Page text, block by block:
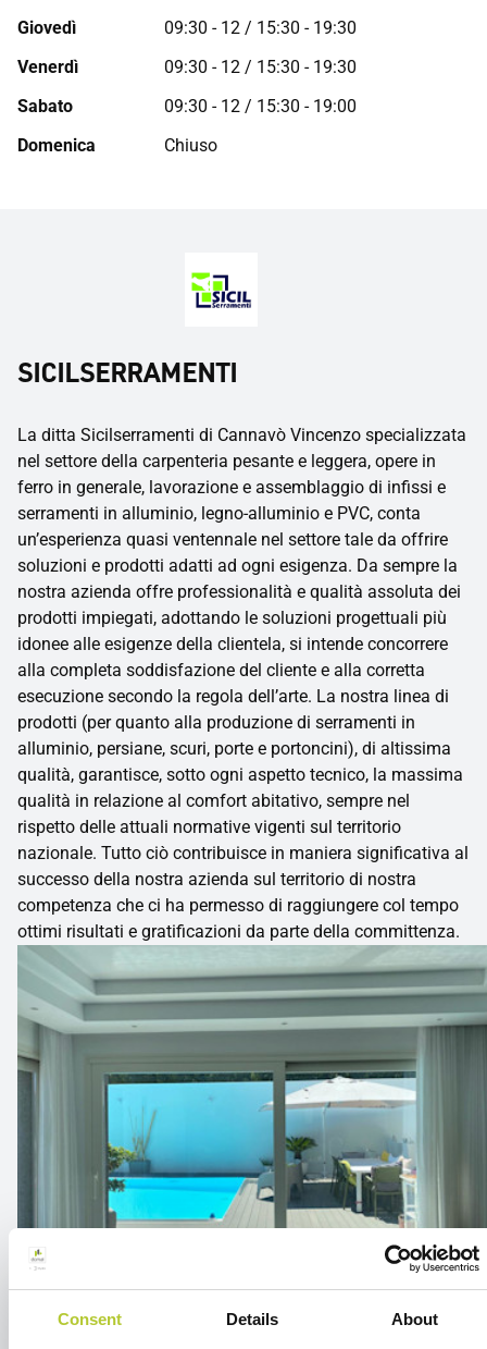
Consent Details About
Giovedì
09:30 - 12 / 15:30 - 19:30
Venerdì
09:30 - 12 / 15:30 - 19:30
Sabato
09:30 - 12 / 15:30 - 19:00
Domenica
Chiuso
SICILSERRAMENTI
La ditta Sicilserramenti di Cannavò Vincenzo specializzata
nel settore della carpenteria pesante e leggera, opere in
ferro in generale, lavorazione e assemblaggio di infissi e
serramenti in alluminio, legno-alluminio e PVC, conta
un’esperienza quasi ventennale nel settore tale da offrire
soluzioni e prodotti adatti ad ogni esigenza. Da sempre la
nostra azienda offre professionalità e qualità assoluta dei
prodotti impiegati, adottando le soluzioni progettuali più
idonee alle esigenze della clientela, si intende concorrere
alla completa soddisfazione del cliente e alla corretta
esecuzione secondo la regola dell’arte. La nostra linea di
prodotti (per quanto alla produzione di serramenti in
alluminio, persiane, scuri, porte e portoncini), di altissima
qualità, garantisce, sotto ogni aspetto tecnico, la massima
qualità in relazione al comfort abitativo, sempre nel
rispetto delle attuali normative vigenti sul territorio
nazionale. Tutto ciò contribuisce in maniera significativa al
successo della nostra azienda sul territorio di nostra
competenza che ci ha permesso di raggiungere col tempo
ottimi risultati e gratificazioni da parte della committenza.